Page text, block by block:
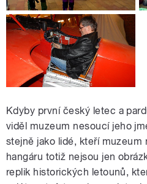
Kdyby první český letec a
viděl muzeum nesoucí jeho
stejně jako lidé, kteří muzeum
hangáru totiž nejsou jen
replik historických letounů,